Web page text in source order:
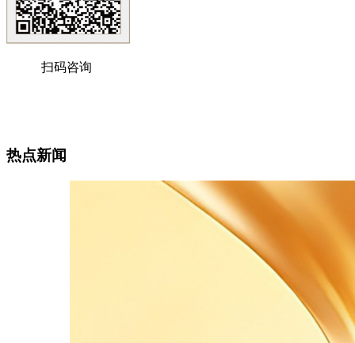
扫码咨询
热点新闻